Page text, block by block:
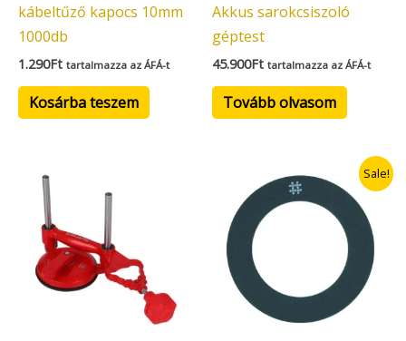
kábeltűző kapocs 10mm
1000db
1.290Ft tartalmazza az ÁFÁ-t
Kosárba teszem
Akkus sarokcsiszoló
géptest
45.900Ft tartalmazza az ÁFÁ-t
Tovább olvasom
Sale!
price
was:
4.490Ft.
price
is:
2.990Ft.